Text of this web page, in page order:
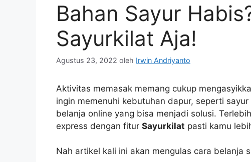
Bahan Sayur
Sayurkilat Aja!
Agustus 23, 2022 oleh Irwin Andriyanto
Aktivitas memasak memang cukup
ingin memenuhi kebutuhan dapur, seperti
belanja online yang bisa menjadi solusi.
express dengan fitur Sayurkilat pasti kamu
Nah artikel kali ini akan mengulas cara belanja